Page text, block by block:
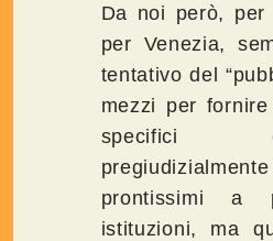
Da noi però, per
per Venezia,
tentativo del
mezzi per
specifici
prontissimi a
istituzioni, ma